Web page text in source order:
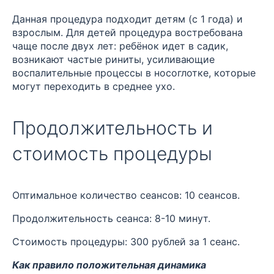
Данная процедура подходит детям (с 1 года) и
взрослым. Для детей процедура востребована
чаще после двух лет: ребёнок идет в садик,
возникают частые риниты, усиливающие
воспалительные процессы в носоглотке, которые
могут переходить в среднее ухо.
Продолжительность и
стоимость процедуры
Оптимальное количество сеансов: 10 сеансов.
Продолжительность сеанса: 8-10 минут.
Стоимость процедуры: 300 рублей за 1 сеанс.
Как правило положительная динамика